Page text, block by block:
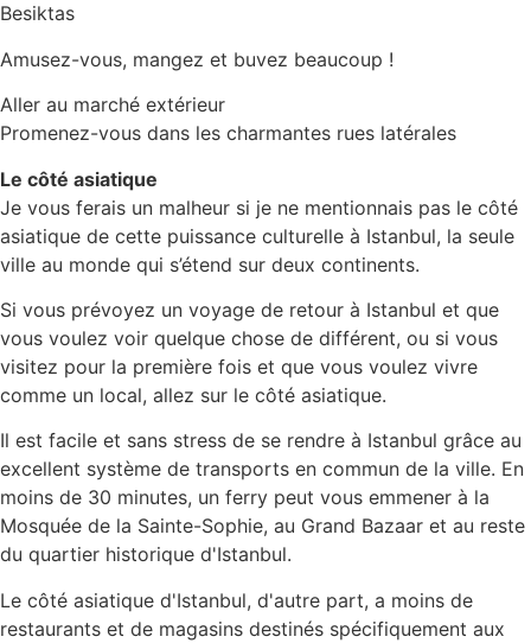
Besiktas
Amusez-vous, mangez et buvez beaucoup !
Aller au marché extérieur
Promenez-vous dans les charmantes rues latérales
Le côté asiatique
Je vous ferais un malheur si je ne mentionnais pas le côté
asiatique de cette puissance culturelle à Istanbul, la seule
ville au monde qui s’étend sur deux continents.
Si vous prévoyez un voyage de retour à Istanbul et que
vous voulez voir quelque chose de différent, ou si vous
visitez pour la première fois et que vous voulez vivre
comme un local, allez sur le côté asiatique.
Il est facile et sans stress de se rendre à Istanbul grâce au
excellent système de transports en commun de la ville. En
moins de 30 minutes, un ferry peut vous emmener à la
Mosquée de la Sainte-Sophie, au Grand Bazaar et au reste
du quartier historique d'Istanbul.
Le côté asiatique d'Istanbul, d'autre part, a moins de
restaurants et de magasins destinés spécifiquement aux